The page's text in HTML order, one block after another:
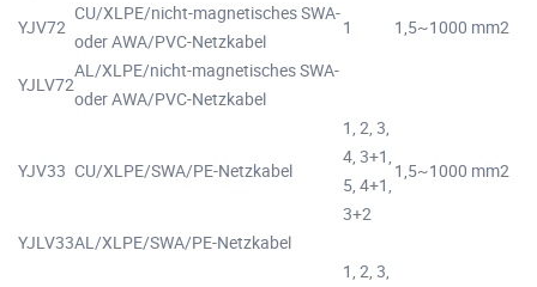
YJV72
CU/XLPE/nicht-magnetisches SWA-
oder AWA/PVC-Netzkabel
1 1,5~1000 mm2
YJLV72
AL/XLPE/nicht-magnetisches SWA-
oder AWA/PVC-Netzkabel
YJV33 CU/XLPE/SWA/PE-Netzkabel
1, 2, 3,
4, 3+1,
5, 4+1,
3+2
1,5~1000 mm2
YJLV33AL/XLPE/SWA/PE-Netzkabel
1, 2, 3,